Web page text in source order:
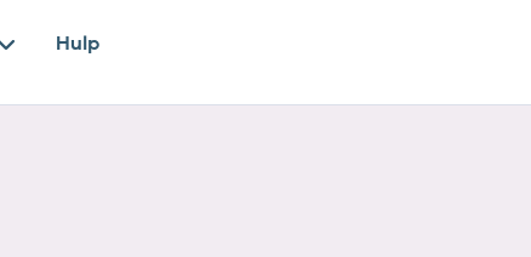
Hulp